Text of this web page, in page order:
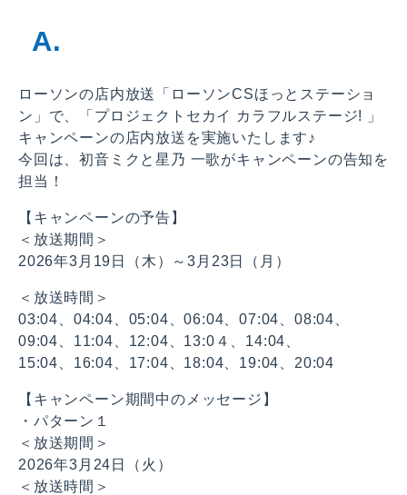
ローソンの店内放送「ローソンCSほっとステーショ
ン」で、「プロジェクトセカイ カラフルステージ! 」
キャンペーンの店内放送を実施いたします♪
今回は、初音ミクと星乃 一歌がキャンペーンの告知を
担当！
【キャンペーンの予告】
＜放送期間＞
2026年3月19日（木）～3月23日（月）
＜放送時間＞
03:04、04:04、05:04、06:04、07:04、08:04、
09:04、11:04、12:04、13:0４、14:04、
15:04、16:04、17:04、18:04、19:04、20:04
【キャンペーン期間中のメッセージ】
・パターン１
＜放送期間＞
2026年3月24日（火）
＜放送時間＞